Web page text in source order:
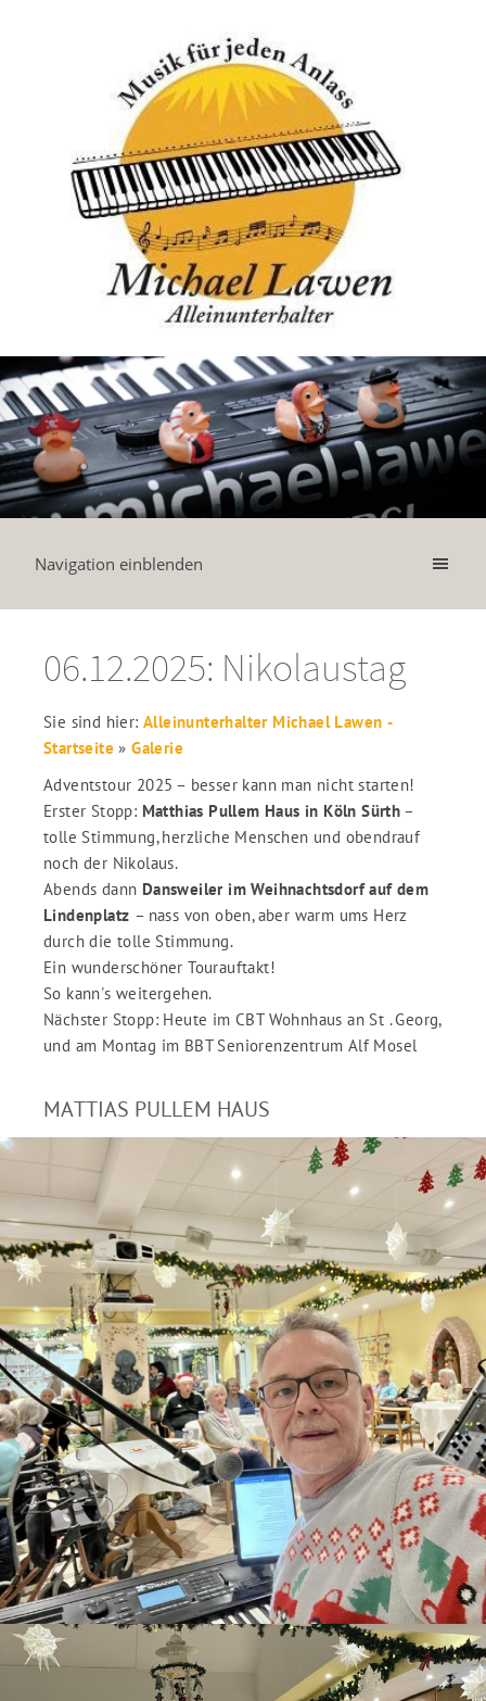
Navigation einblenden
06.12.2025: Nikolaustag
Sie sind hier: Alleinunterhalter Michael Lawen -
Startseite »Galerie
Adventstour 2025 – besser kann man nicht starten!
Erster Stopp: Matthias Pullem Haus in Köln Sürth –
tolle Stimmung, herzliche Menschen und obendrauf
noch der Nikolaus.
Abends dann Dansweiler im Weihnachtsdorf auf dem
Lindenplatz – nass von oben, aber warm ums Herz
durch die tolle Stimmung.
Ein wunderschöner Tourauftakt!
So kann's weitergehen.
Nächster Stopp: Heute im CBT Wohnhaus an St . Georg,
und am Montag im BBT Seniorenzentrum Alf Mosel
MATTIAS PULLEM HAUS